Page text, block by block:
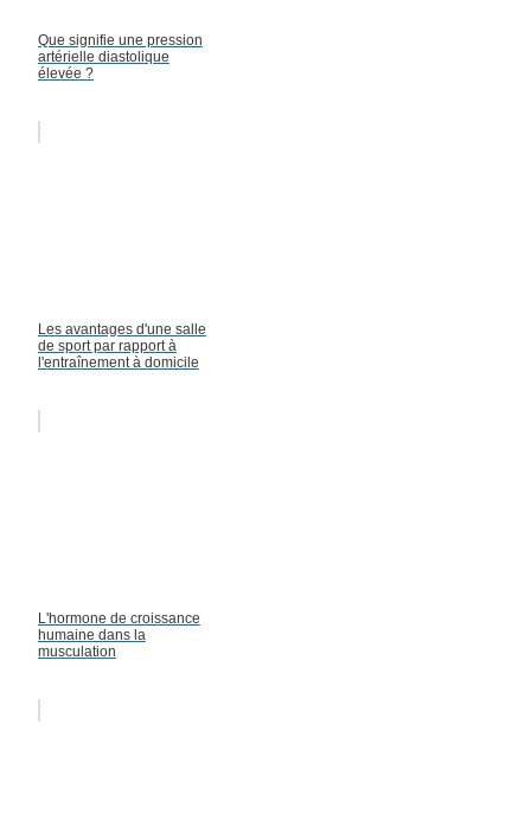
Que signifie une pression
artérielle diastolique
élevée ?
Les avantages d'une salle
de sport par rapport à
l'entraînement à domicile
L'hormone de croissance
humaine dans la
musculation